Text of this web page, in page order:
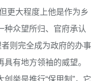
更大程度上他是作为乡
种众望所归、官府承认
者则完全成为政府的办事
有地方领袖的威望。
举是推行“保甲制”，它